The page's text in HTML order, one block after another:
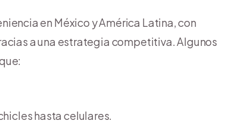
en México y América Latina, con
a una estrategia competitiva. Algunos
hasta celulares.